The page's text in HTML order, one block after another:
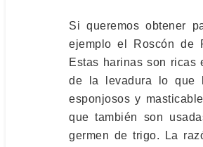
Si queremos obtener
ejemplo el Roscón de
Estas harinas son ricas
de la levadura lo que
esponjosos y
que también son
germen de trigo. La